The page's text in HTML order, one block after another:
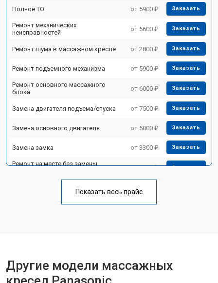
Полное ТО от 5900 ₽ Заказать
Ремонт механических
неисправностей
от 5600 ₽ Заказать
Ремонт шума в массажном кресле от 2800 ₽ Заказать
Ремонт подъемного механизма от 5900 ₽ Заказать
Ремонт основного массажного
блока
от 6000 ₽ Заказать
Замена двигателя подъема/спуска от 7500 ₽ Заказать
Замена основного двигателя от 5000 ₽ Заказать
Замена замка от 3300 ₽ Заказать
Ремонт на месте без замены
от 3200 ₽ Заказать
от 4400 ₽
Замена вторичного
Прошивка от 3700 ₽ Заказать
Показать весь прайс
Другие модели массажных